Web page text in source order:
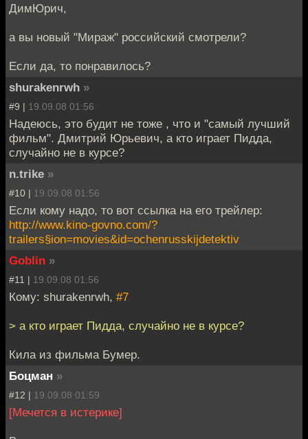
ДимЮрич,
а вы новый "Мираж" российский смотрели?
Если да, то понравилось?
shurakenrwh »
#9 | 19.09.08 01:56
Надеюсь, это будит не тоже , что и "самый лучший
фильм". Дмитрий Юрьевич, а кто играет Пидда,
случайно не в курсе?
n.trike »
#10 | 19.09.08 01:56
Если кому надо, то вот ссылка на его трейлер:
http://www.kino-govno.com/?
trailers§ion=movies&id=ochenrusskijdetektiv
Goblin »
#11 | 19.09.08 01:56
Кому: shurakenrwh, #7
> а кто играет Пидда, случайно не в курсе?
Кила из фильма Бумер.
Боцман »
#12 | 19.09.08 01:59
[Мечется в истерике]